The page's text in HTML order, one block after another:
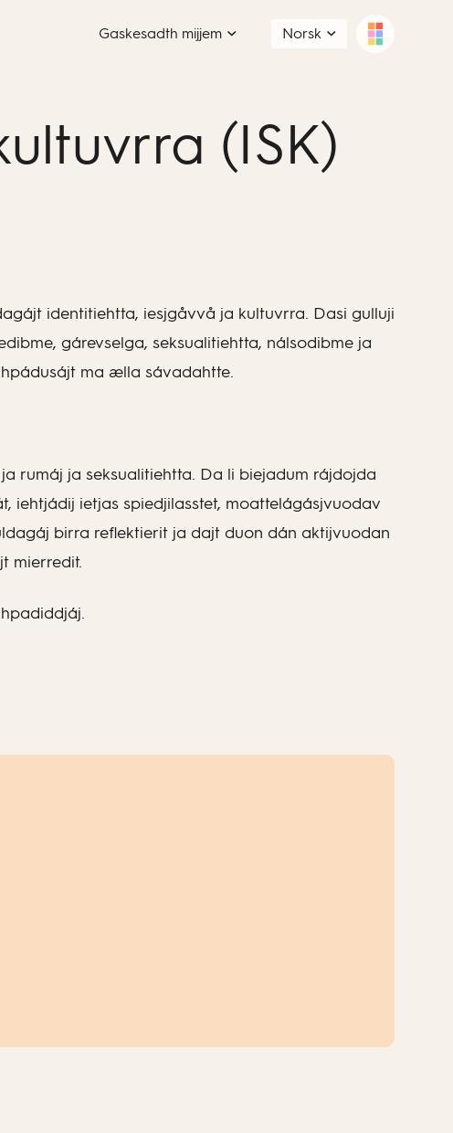
Gaskesadth mijjem Norsk
(ISK)
identitiehtta, iesjgåvvå ja kultuvrra. Dasi gulluji
gárevselga, seksualitiehtta, nálsodibme ja
ma ælla sávadahtte.
rumáj ja seksualitiehtta. Da li biejadum rájdojda
iehtjádij ietjas spiedjilasstet, moattelágásjvuodav
birra reflektierit ja dajt duon dán aktijvuodan
mierredit.